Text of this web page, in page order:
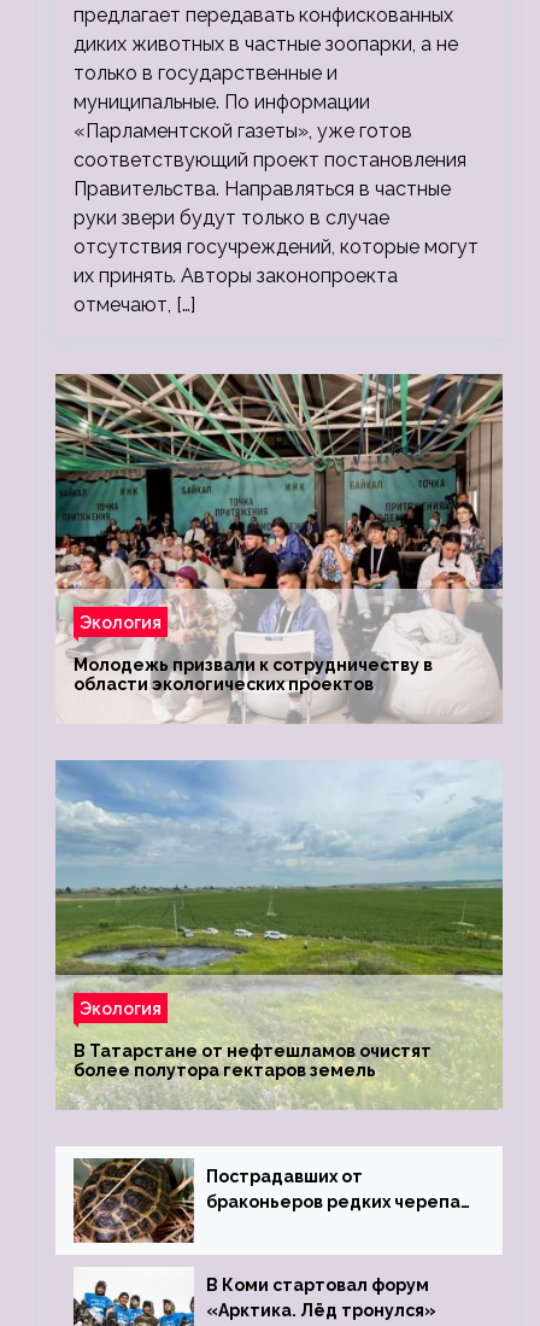
предлагает передавать конфискованных
диких животных в частные зоопарки, а не
только в государственные и
муниципальные. По информации
«Парламентской газеты», уже готов
соответствующий проект постановления
Правительства. Направляться в частные
руки звери будут только в случае
отсутствия госучреждений, которые могут
их принять. Авторы законопроекта
отмечают, […]
Экология
Молодежь призвали к сотрудничеству в
области экологических проектов
Экология
В Татарстане от нефтешламов очистят
более полутора гектаров земель
Пострадавших от
браконьеров редких черепах
зоопарк
В Коми стартовал форум
«Арктика. Лёд тронулся»